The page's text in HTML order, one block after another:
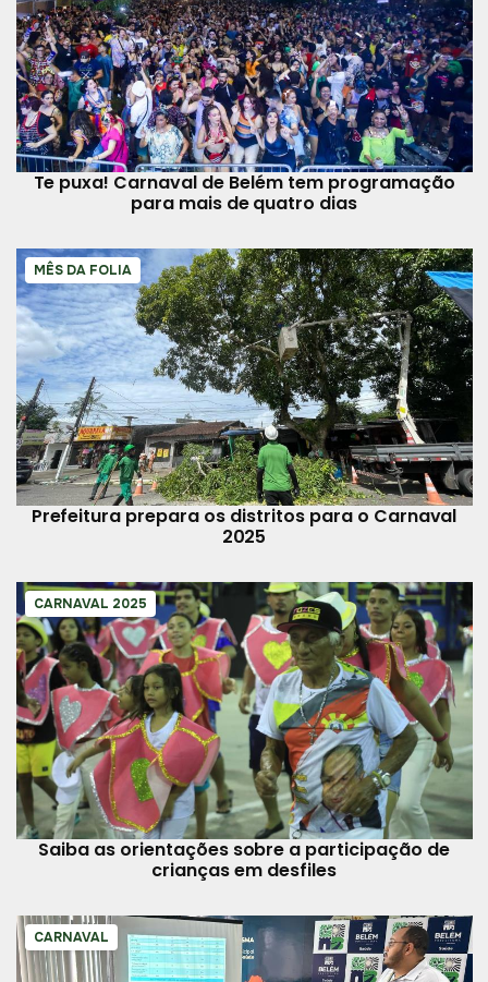
Te puxa! Carnaval de Belém tem programação
para mais de quatro dias
MÊS DA FOLIA
Prefeitura prepara os distritos para o Carnaval
2025
CARNAVAL 2025
Saiba as orientações sobre a participação de
crianças em desfiles
CARNAVAL